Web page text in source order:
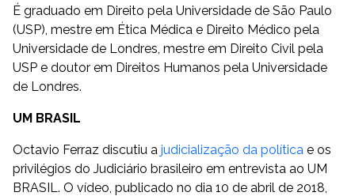
É graduado em Direito pela Universidade de São Paulo
(USP), mestre em Ética Médica e Direito Médico pela
Universidade de Londres, mestre em Direito Civil pela
USP e doutor em Direitos Humanos pela Universidade
de Londres.
UM BRASIL
Octavio Ferraz discutiu a judicialização da política e os
privilégios do Judiciário brasileiro em entrevista ao UM
BRASIL. O vídeo, publicado no dia 10 de abril de 2018,